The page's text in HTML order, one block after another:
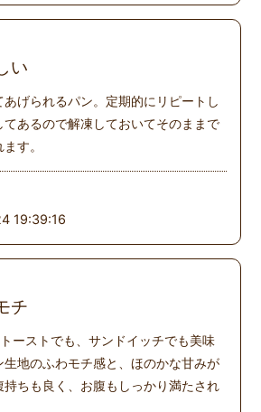
い
げられるパン。定期的にリピートし
あるので解凍しておいてそのままで
す。
19:39:16
チ
ーストでも、サンドイッチでも美味
生地のふわモチ感と、ほのかな甘みが
持ちも良く、お腹もしっかり満たされ